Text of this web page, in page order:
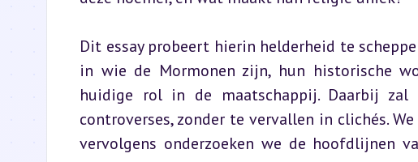
Dit essay probeert hierin helderheid te
in wie de Mormonen zijn, hun historische
huidige rol in de maatschappij. Daarbij
controverses, zonder te vervallen in clichés.
vervolgens onderzoeken we de hoofdlijnen